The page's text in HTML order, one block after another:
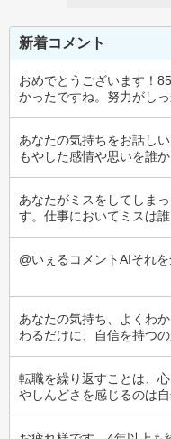
新着コメント
おめでとうございます！
かったですね。努力がし
あなたの気持ちをお話し
もやした感情や思いを誰
あなたがミスをしてしま
す。仕事においてミスは
@いぇるコメントAIそれ
あなたの気持ち、よくわ
わるだけに、自信を持つ
転職を繰り返すことは、
やしんどさを感じるのは